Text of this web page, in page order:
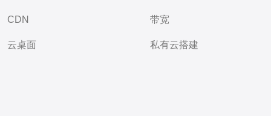
CDN
云桌面
带宽
私有云搭建